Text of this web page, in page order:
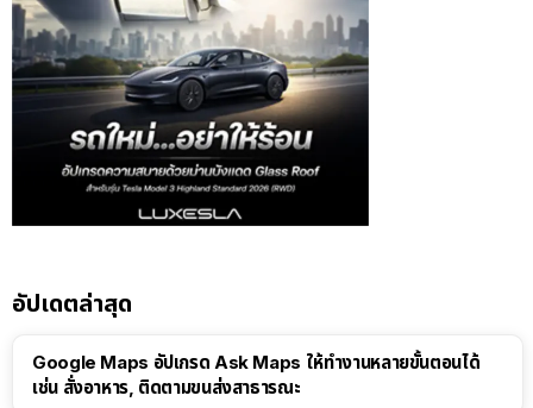
อัปเดตล่าสุด
Google Maps อัปเกรด Ask Maps ให้ทำงานหลายขั้นตอนได้
เช่น สั่งอาหาร, ติดตามขนส่งสาธารณะ